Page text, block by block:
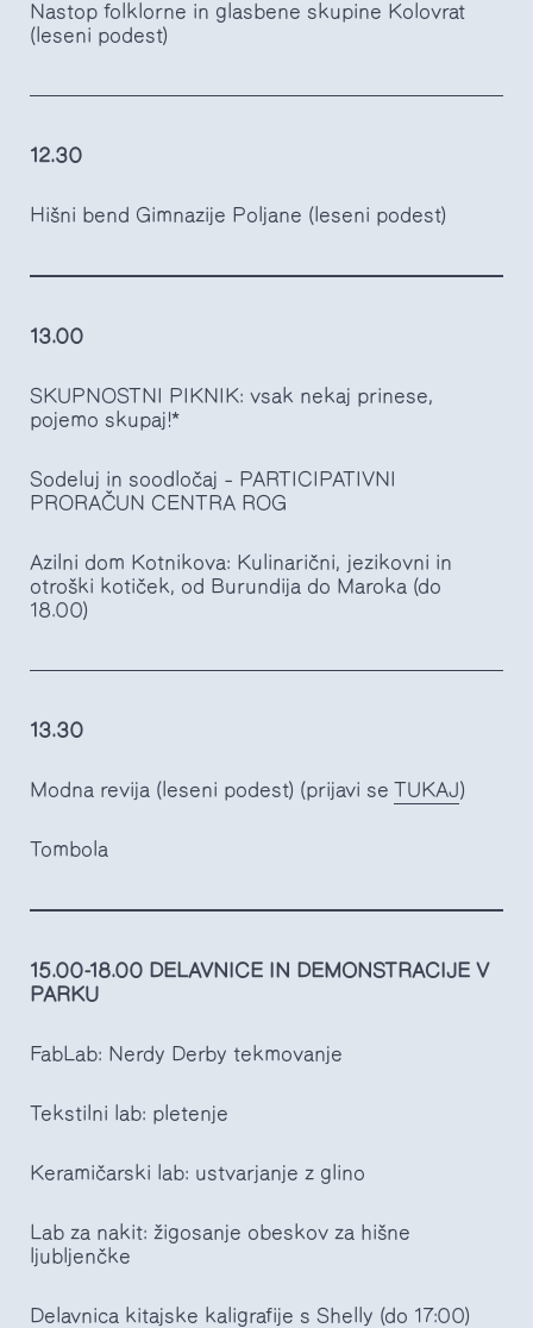
Nastop folklorne in glasbene skupine Kolovrat
(leseni podest)
12.30
Hišni bend Gimnazije Poljane (leseni podest)
13.00
SKUPNOSTNI PIKNIK: vsak nekaj prinese,
pojemo skupaj!*
Sodeluj in soodločaj – PARTICIPATIVNI
PRORAČUN CENTRA ROG
Azilni dom Kotnikova: Kulinarični, jezikovni in
otroški kotiček, od Burundija do Maroka (do
18.00)
13.30
Modna revija (leseni podest) (prijavi se TUKAJ)
Tombola
15.00-18.00 DELAVNICE IN DEMONSTRACIJE V
PARKU
FabLab: Nerdy Derby tekmovanje
Tekstilni lab: pletenje
Keramičarski lab: ustvarjanje z glino
Lab za nakit: žigosanje obeskov za hišne
ljubljenčke
Delavnica kitajske kaligrafije s Shelly (do 17:00)